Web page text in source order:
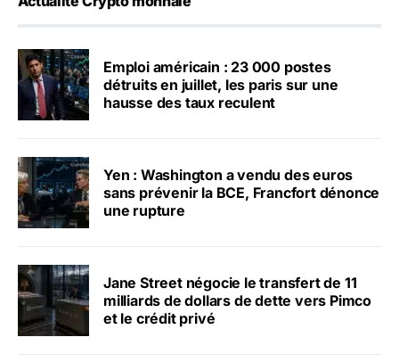
Emploi américain : 23 000 postes
détruits en juillet, les paris sur une
hausse des taux reculent
Yen : Washington a vendu des euros
sans prévenir la BCE, Francfort dénonce
une rupture
Jane Street négocie le transfert de 11
milliards de dollars de dette vers Pimco
et le crédit privé